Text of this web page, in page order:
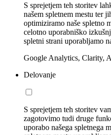
S sprejetjem teh storitev
našem spletnem mestu ter
optimiziramo naše spletno
celotno uporabniško
spletni strani uporabljamo
Google Analytics, Clarity,
Delovanje
S sprejetjem teh storitev
zagotovimo tudi druge
uporabo našega spletnega